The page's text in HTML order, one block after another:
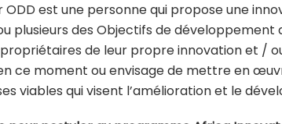
ODD est une personne qui propose une
plusieurs des Objectifs de développement
de leur propre innovation et /
ce moment ou envisage de mettre en
viables qui visent l’amélioration et le